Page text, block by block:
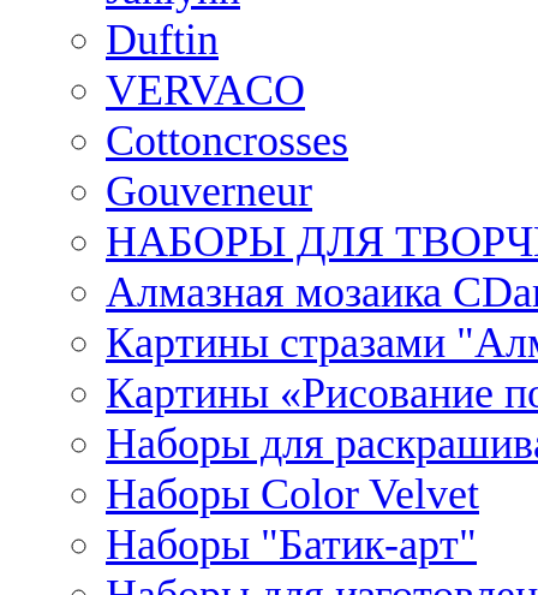
Duftin
VERVACO
Cottoncrosses
Gouverneur
НАБОРЫ ДЛЯ
Алмазная мозаика
Картины стразами
Картины «Рисование
Наборы для
Наборы Сolor Velvet
Наборы "Батик-арт"